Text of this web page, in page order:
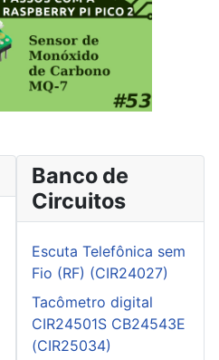
Banco de
Circuitos
Escuta Telefônica sem
Fio (RF) (CIR24027)
Tacômetro digital
CIR24501S CB24543E
(CIR25034)